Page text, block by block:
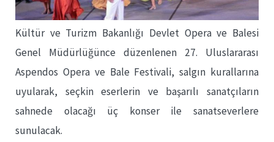
Kültür ve Turizm Bakanlığı Devlet Opera ve Balesi
Genel Müdürlüğünce düzenlenen 27. Uluslararası
Aspendos Opera ve Bale Festivali, salgın kurallarına
uyularak, seçkin eserlerin ve başarılı sanatçıların
sahnede olacağı üç konser ile sanatseverlere
sunulacak.